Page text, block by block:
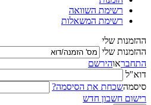
רשימת השוואה
רשימת המשאלות
ההזמנות שלי
ההזמנות שלי
התחבראוהירשם
דוא"ל
סיסמהשכחת את הסיסמה?
רישום חשבון חדש